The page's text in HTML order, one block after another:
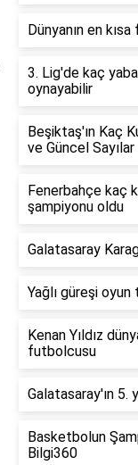
Dünyanın en
3. Lig'de kaç
oynayabilir
Beşiktaş'ın Kaç
ve Güncel Sayılar
Fenerbahçe kaç
şampiyonu oldu
Galatasaray
Yağlı güreşi
Kenan Yıldız
futbolcusu
Galatasaray'ın 5.
Basketbolun
Bilgi360